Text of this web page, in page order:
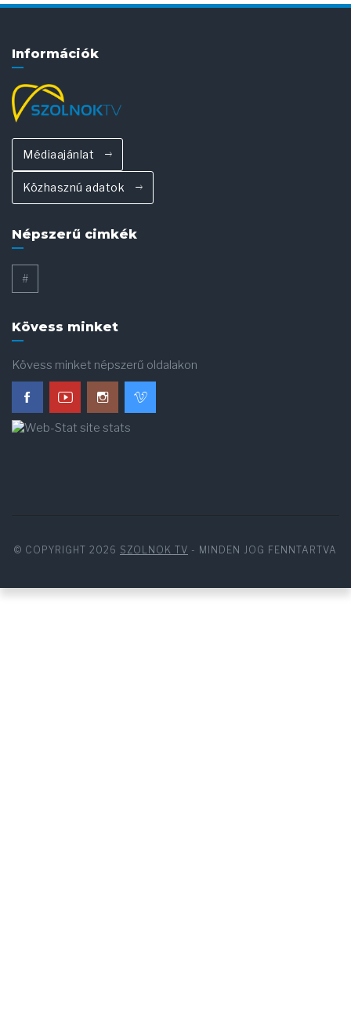
Információk
Médiaajánlat
Közhasznú adatok
Népszerű cimkék
#
Kövess minket
Kövess minket népszerű oldalakon
© COPYRIGHT 2026 SZOLNOK TV - MINDEN JOG FENNTARTVA